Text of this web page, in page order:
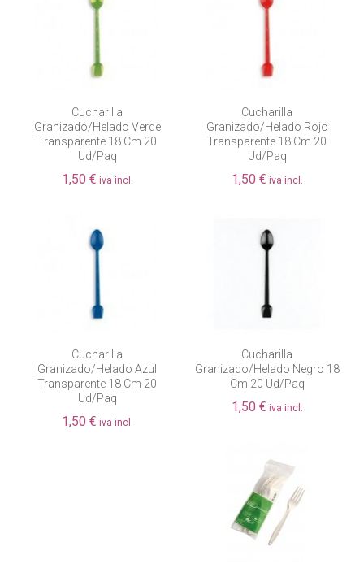
Cucharilla
Granizado/helado Verde
Transparente 18 Cm 20
Ud/paq
1,50 € iva incl.
Cucharilla
Granizado/helado Rojo
Transparente 18 Cm 20
Ud/paq
1,50 € iva incl.
Cucharilla
Granizado/helado Azul
Transparente 18 Cm 20
Ud/paq
1,50 € iva incl.
Cucharilla
Granizado/helado Negro 18
Cm 20 Ud/paq
1,50 € iva incl.